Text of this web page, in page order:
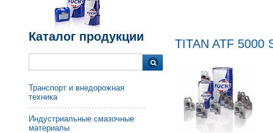
Каталог продукции
Транспорт и внедорожная
техника
Индустриальные смазочные
материалы
TITAN ATF 5000